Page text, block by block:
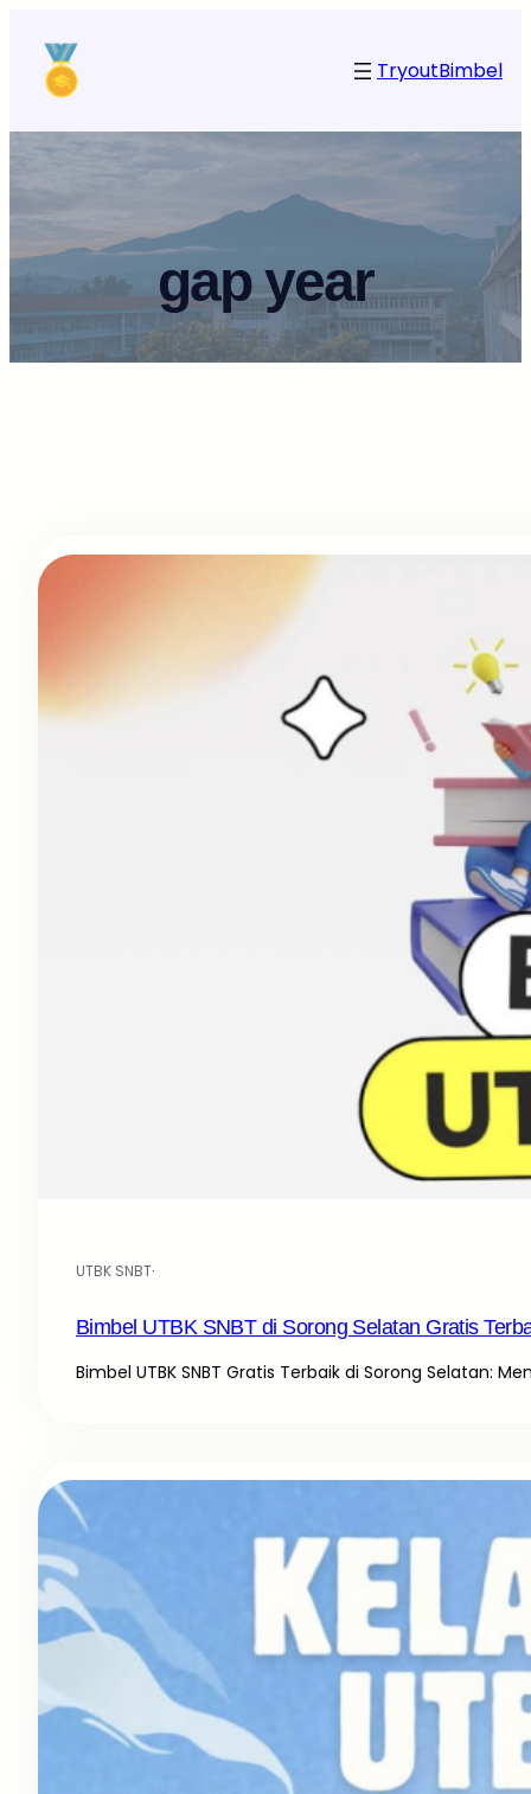
TryoutBimbel
gap year
UTBK SNBT·
Bimbel UTBK SNBT di Sorong Selatan Gratis
Bimbel UTBK SNBT Gratis Terbaik di Sorong Selatan: